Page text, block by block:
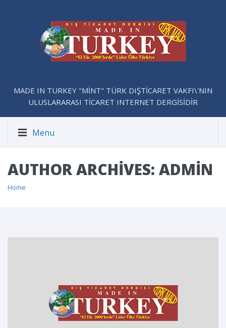
MADE IN TURKEY "MİNT" TÜRK DIŞTİCARET VAKFI\'NIN
ULUSLARARASI TİCARET INTERNET DERGİSİDİR
Menu
AUTHOR ARCHIVES: ADMIN
Home